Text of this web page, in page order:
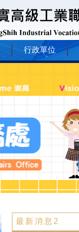
行政單位
最新消息2